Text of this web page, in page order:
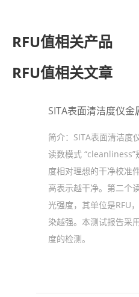
联系
RFU值相关产品
RFU值相关文章
SITA表面清洁度仪
简介： SITA表面清洁度
读数模式 “cleanliness”
度相对理想的干净校准
高表示越干净。第二个
光强度，其单位是RFU
染越强。本测试报告采
度的检测。